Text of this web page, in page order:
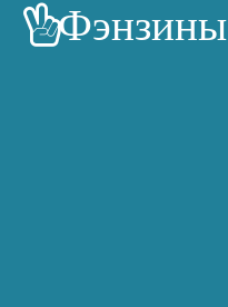
Фэнзины